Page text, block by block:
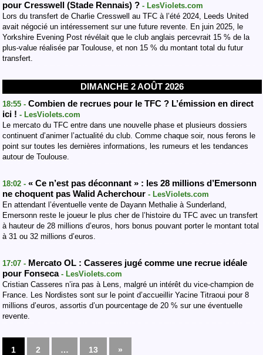
pour Cresswell (Stade Rennais) ? - LesViolets.com
Lors du transfert de Charlie Cresswell au TFC à l’été 2024, Leeds United
avait négocié un intéressement sur une future revente. En juin 2025, le
Yorkshire Evening Post révélait que le club anglais percevrait 15 % de la
plus-value réalisée par Toulouse, et non 15 % du montant total du futur
transfert.
DIMANCHE 2 AOÛT 2026
18:55 - Combien de recrues pour le TFC ? L’émission en direct
ici ! - LesViolets.com
Le mercato du TFC entre dans une nouvelle phase et plusieurs dossiers
continuent d’animer l’actualité du club. Comme chaque soir, nous ferons le
point sur toutes les dernières informations, les rumeurs et les tendances
autour de Toulouse.
18:02 - « Ce n’est pas déconnant » : les 28 millions d’Emersonn
ne choquent pas Walid Acherchour - LesViolets.com
En attendant l’éventuelle vente de Dayann Methalie à Sunderland,
Emersonn reste le joueur le plus cher de l’histoire du TFC avec un transfert
à hauteur de 28 millions d’euros, hors bonus pouvant porter le montant total
à 31 ou 32 millions d’euros.
17:07 - Mercato OL : Casseres jugé comme une recrue idéale
pour Fonseca - LesViolets.com
Cristian Casseres n’ira pas à Lens, malgré un intérêt du vice-champion de
France. Les Nordistes sont sur le point d’accueillir Yacine Titraoui pour 8
millions d’euros, assortis d’un pourcentage de 20 % sur une éventuelle
revente.
1 2 … 13 »